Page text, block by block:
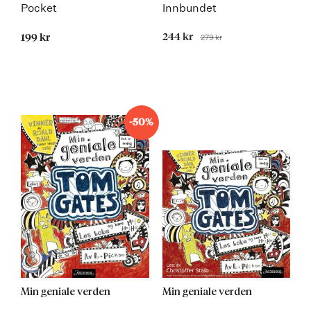
Pocket
199 kr
Innbundet
Tilbudspris
244 kr Før
279 kr
-50%
Min geniale verden Min geniale verden